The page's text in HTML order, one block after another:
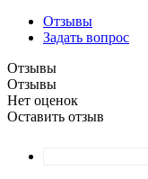
Отзывы
Задать вопрос
Отзывы
Отзывы
Нет оценок
Оставить отзыв